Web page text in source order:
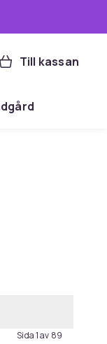
Till kassan
Sida 1 av 89